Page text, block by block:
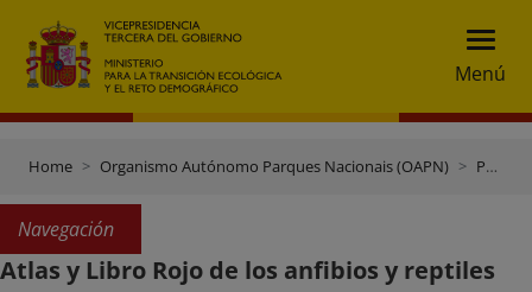
Menú
Home Organismo Autónomo Parques Nacionais (OAPN) Publicacións e documentación
Navegación
Atlas y Libro Rojo de los anfibios y reptiles